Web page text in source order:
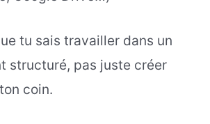
tu sais travailler dans un
structuré, pas juste créer
coin.